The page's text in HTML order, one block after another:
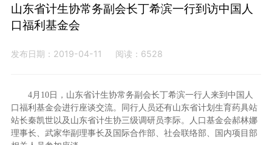
山东省计生协常务副会长丁希滨一行到访中国人
口福利基金会
发布日期：2019-04-11 阅读：6528
4月10日，山东省计生协常务副会长丁希滨一行人来到中国人
口福利基金会进行座谈交流。同行人员还有山东省计划生育药具站
站长秦凯世以及山东省计生协三级调研员李际。人口基金会郝林娜
理事长、武家华副理事长及国际合作部、社会联络部、国内项目部